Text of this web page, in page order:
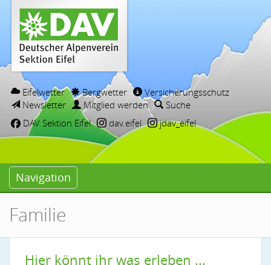
Eifelwetter Bergwetter
Versicherungsschutz
Newsletter
Mitglied werden
Suche
DAV Sektion Eifel
dav.eifel jdav_eifel
Navigation
Familie
Hier könnt ihr was erleben ...